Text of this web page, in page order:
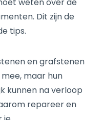
Dit zijn de
tips.
en grafstenen
maar hun
kunnen na verloop
repareer en